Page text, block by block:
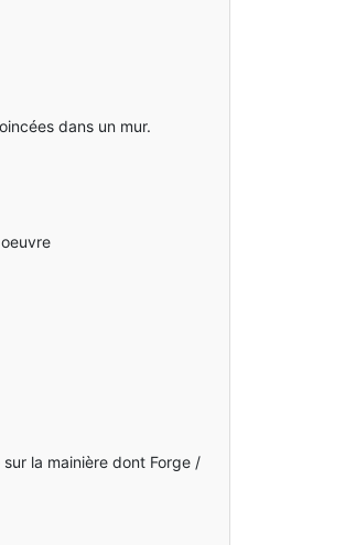
dans un mur.
la mainière dont Forge /